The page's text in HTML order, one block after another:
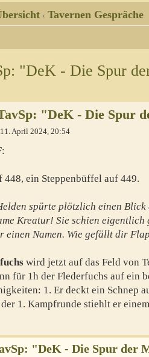
‹ Tavernen Gespräche
"DeK - Die Spur
"DeK - Die Spur
April 2024, 20:54
448, ein Steppenbüffel auf 449.
spürte plötzlich einen Blick
Kreatur! Sie schien
einen Namen. Wie gefällt dir
wird jetzt auf das Feld von
für 1h der Flederfuchs auf ein
1. Er deckt ein Schnep
1. Kampfrunde stiehlt er
"DeK - Die Spur der